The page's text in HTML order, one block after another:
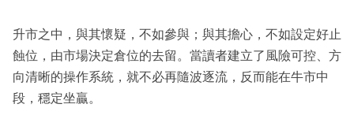
升市之中，與其懷疑，不如參與；與其擔心，不如設定好止
蝕位，由市場決定倉位的去留。當讀者建立了風險可控、方
向清晰的操作系統，就不必再隨波逐流，反而能在牛市中
段，穩定坐贏。